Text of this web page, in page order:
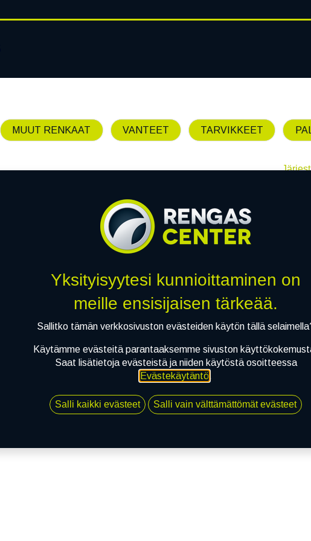
MUUT RENKAAT VANTEET TARVIKKEET
Emme löytäneet
Yksityisyytesi kunnioittaminen on
meille ensisijaisen tärkeää.
Sallitko tämän verkkosivuston evästeiden käytön tällä
Käytämme evästeitä parantaaksemme sivuston
Saat lisätietoja evästeistä ja niiden käytöstä osoitteessa
Evästekäytäntö.
Salli kaikki evästeet Salli vain välttämättömät evästeet